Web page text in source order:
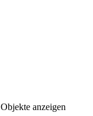
Objekte anzeigen